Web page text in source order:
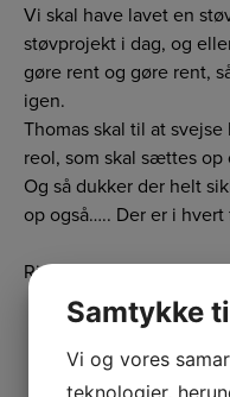
Vi skal have lavet en
støvprojekt i dag, og
gøre rent og gøre rent,
igen.
Thomas skal til at
reol, som skal sættes
Og så dukker der helt
op også….. Der er i hvert
Rigtig god dag til Jer.
Samtykke
Vi og vores
teknologier,